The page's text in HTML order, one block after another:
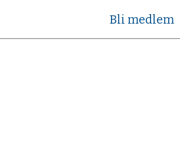
Bli medlem